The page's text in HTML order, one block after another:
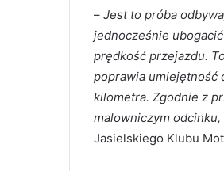
– Jest to próba
jednocześnie
prędkość przejazdu.
poprawia umiejętność
kilometra. Zgodnie z
malowniczym
Jasielskiego Klubu